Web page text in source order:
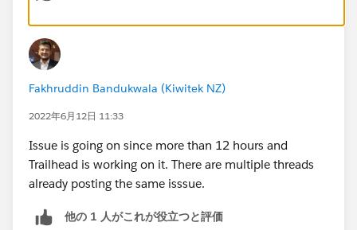
Fakhruddin Bandukwala (Kiwitek NZ)
2022年6月12日 11:33
Issue is going on since more than 12 hours and
Trailhead is working on it. There are multiple threads
already posting the same isssue.
他の 1 人がこれが役立つと評価